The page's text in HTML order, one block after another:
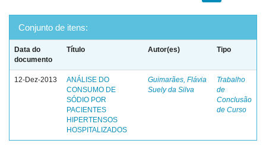
Conjunto de itens:
Data do
documento
Título Autor(es) Tipo
12-Dez-2013
ANÁLISE DO
CONSUMO DE
SÓDIO POR
PACIENTES
HIPERTENSOS
HOSPITALIZADOS
Guimarães, Flávia
Suely da Silva
Trabalho
de
Conclusão
de Curso